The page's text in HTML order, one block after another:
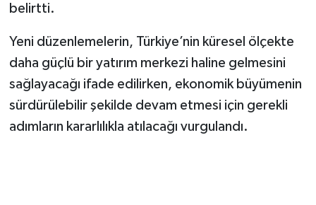
belirtti.
Yeni düzenlemelerin, Türkiye’nin küresel ölçekte
daha güçlü bir yatırım merkezi haline gelmesini
sağlayacağı ifade edilirken, ekonomik büyümenin
sürdürülebilir şekilde devam etmesi için gerekli
adımların kararlılıkla atılacağı vurgulandı.